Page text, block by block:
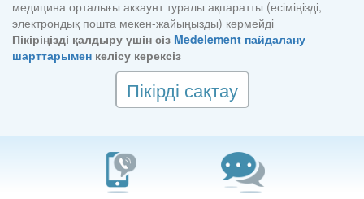
медицина орталығы аккаунт туралы ақпаратты (есіміңізді,
электрондық пошта мекен-жайыңызды) көрмейді
Пікіріңізді қалдыру үшін сіз Medelement пайдалану
шарттарымен келісу керексіз
Пікірді сақтау